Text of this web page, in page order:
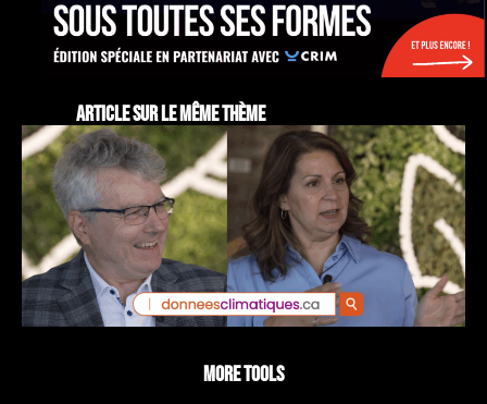
article sur le même thème
More tools